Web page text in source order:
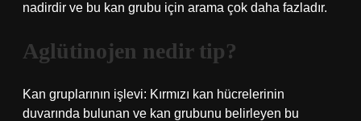
nadirdir ve bu kan grubu için arama çok daha fazladır.
Aglütinojen nedir tip?
Kan gruplarının işlevi: Kırmızı kan hücrelerinin
duvarında bulunan ve kan grubunu belirleyen bu